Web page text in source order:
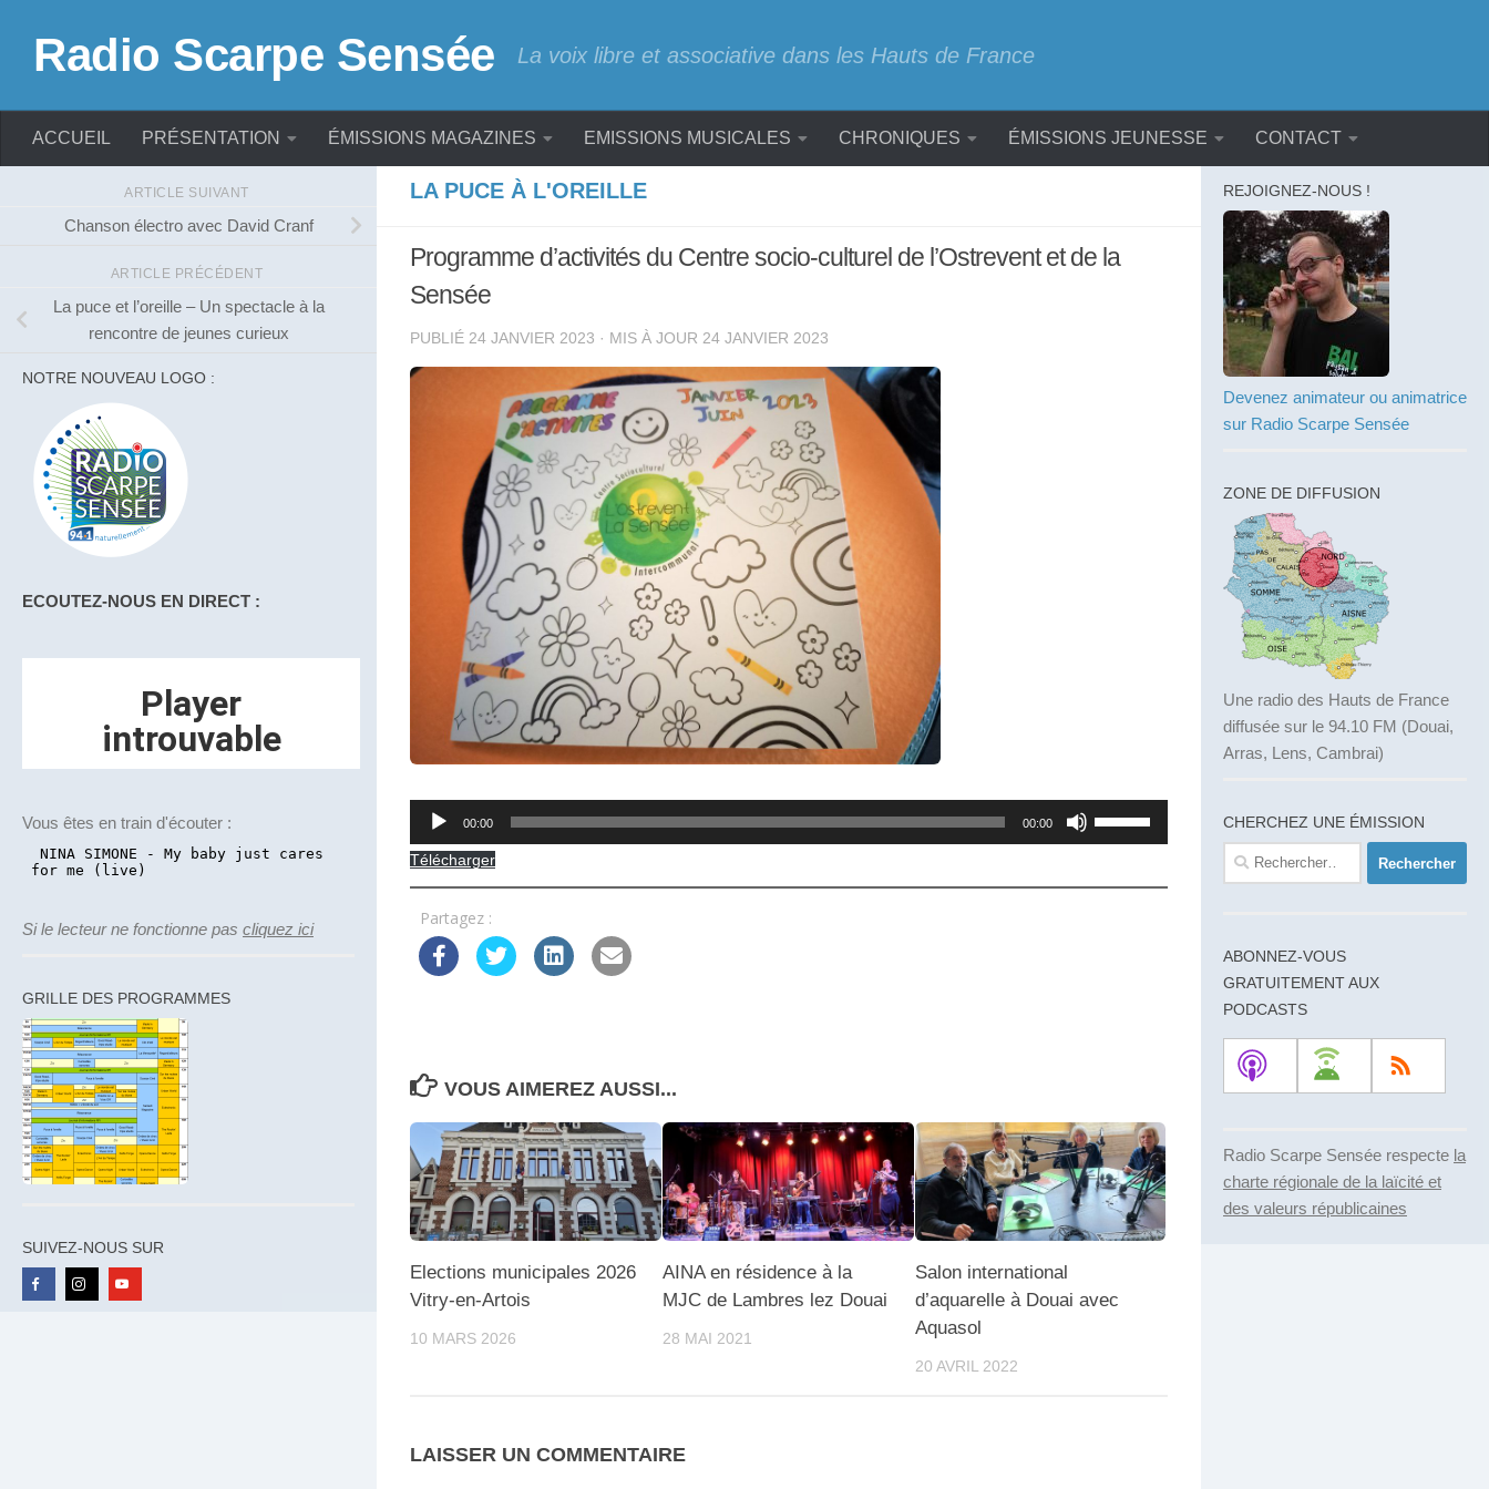
Radio Scarpe Sensée La voix libre et associative dans les Hauts de France
ACCUEIL PRÉSENTATION ÉMISSIONS MAGAZINES EMISSIONS MUSICALES CHRONIQUES ÉMISSIONS JEUNESSE CONTACT
LA PUCE À L'OREILLE
Programme d’activités du Centre socio-culturel de l’Ostrevent et de la
Sensée
PUBLIÉ 24 JANVIER 2023 · MIS À JOUR 24 JANVIER 2023
Lecteur
audio
00:00 00:00
Utilisez
les
Télécharger
Partagez :
VOUS AIMEREZ AUSSI...
Elections municipales 2026
Vitry-en-Artois
10 MARS 2026
AINA en résidence à la
MJC de Lambres lez Douai
28 MAI 2021
Salon international
d’aquarelle à Douai avec
Aquasol
20 AVRIL 2022
LAISSER UN COMMENTAIRE
ARTICLE SUIVANT
Chanson électro avec David Cranf
ARTICLE PRÉCÉDENT
La puce et l’oreille – Un spectacle à la
rencontre de jeunes curieux
NOTRE NOUVEAU LOGO :
ECOUTEZ-NOUS EN DIRECT :
Vous êtes en train d'écouter :
Si le lecteur ne fonctionne pas cliquez ici
GRILLE DES PROGRAMMES
SUIVEZ-NOUS SUR
REJOIGNEZ-NOUS !
Devenez animateur ou animatrice
sur Radio Scarpe Sensée
ZONE DE DIFFUSION
Une radio des Hauts de France
diffusée sur le 94.10 FM (Douai,
Arras, Lens, Cambrai)
CHERCHEZ UNE ÉMISSION
Rechercher :
ABONNEZ-VOUS
GRATUITEMENT AUX
PODCASTS
Radio Scarpe Sensée respecte la
charte régionale de la laïcité et
des valeurs républicaines